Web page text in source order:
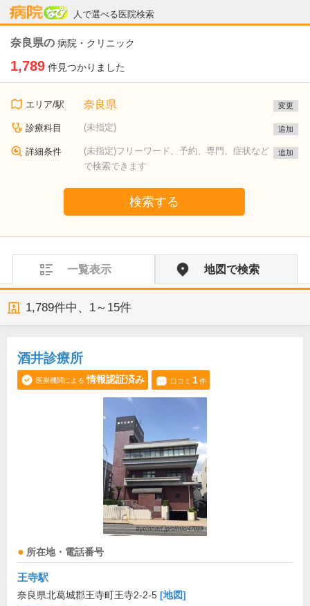
人で選べる医院検索
病院なび
奈良県の 病院・クリニック
1,789 件見つかりました
エリア/駅 奈良県 変更
診療科目 (未指定) 追加
詳細条件
(未指定)フリーワード、予約、専門、症状など
で検索できます
追加
検索する
一覧表示 地図で検索
1,789件中、 1～15件
酒井診療所
医療機関による 情報認証済み 口コミ 1件
所在地・電話番号
王寺駅
奈良県北葛城郡王寺町王寺2-2-5 [地図]